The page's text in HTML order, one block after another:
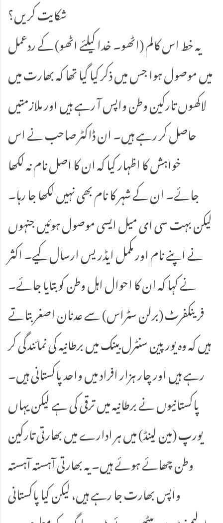
شکایت کریں؟
یہ خط اس کالم (اٹھو۔ خدا کیلئے اٹھو) کے ردعمل
میں موصول ہوا جس میں ذکر کیا گیا تھا کہ بھارت میں
لاکھوں تارکین وطن واپس آ رہے ہیں اور ملازمتیں
حاصل کر رہے ہیں۔ ان ڈاکٹر صاحب نے اس
خواہش کا اظہار کیا کہ ان کا اصل نام نہ لکھا
جائے۔ ان کے شہر کا نام بھی نہیں لکھا جا رہا۔
لیکن بہت سی ای میل ایسی موصول ہوئیں جنہوں
نے اپنے نام اور مکمل ایڈریس ارسال کیے۔ اکثر
نے کہا کہ ان کا احوال اہل وطن کو بتایا جائے۔
فرینکفرٹ (برلن سٹراس) سے عدنان اصغر بتاتے
ہیں کہ وہ یورپین سنٹرل بینک میں برطانیہ کی نمائندگی کر
رہے ہیں اور چار ہزار افراد میں واحد پاکستانی ہیں۔
پاکستانیوں نے برطانیہ میں ترقی کی ہے لیکن یہاں
یورپ (مین لینڈ) میں ہر ادارے میں بھارتی تارکین
وطن چھائے ہوئے ہیں۔ یہ بھارتی آہستہ آہستہ
واپس بھارت جا رہے ہیں، لیکن کیا پاکستانی